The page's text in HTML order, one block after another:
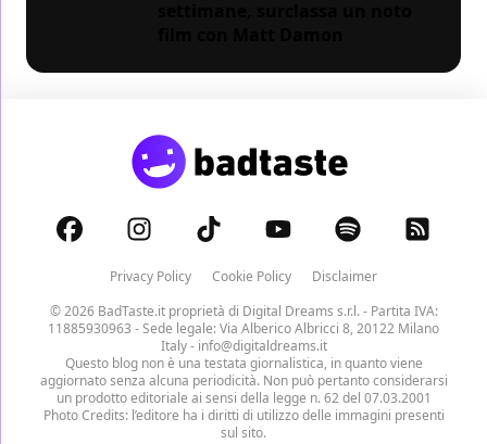
Privacy Policy Cookie Policy
Disclaimer
© 2026 BadTaste.it proprietà di Digital Dreams s.r.l.- Partita IVA:
11885930963 - Sede legale: Via Alberico Albricci 8, 20122 Milano
Italy - info@digitaldreams.it
Questo blog non è una testata giornalistica, in quanto viene
aggiornato senza alcuna periodicità. Non può pertanto considerarsi
un prodotto editoriale ai sensi della legge n. 62 del 07.03.2001
Photo Credits: l’editore ha i diritti di utilizzo delle immagini presenti
sul sito.